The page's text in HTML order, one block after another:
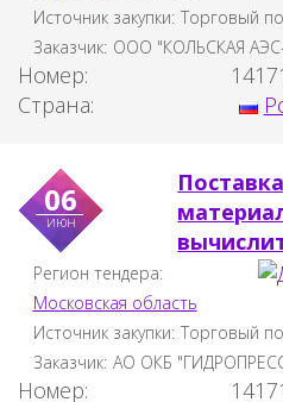
Источник закупки: Торговый
Заказчик: ООО "КОЛЬСКАЯ
Номер:
Страна:
06
июн
Регион тендера:
Московская область
Источник закупки: Торговый
Заказчик: АО ОКБ
Номер: